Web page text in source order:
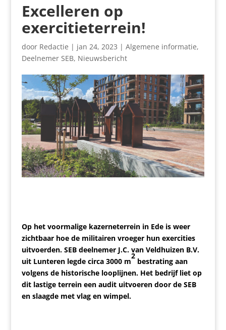
Excelleren op
exercitieterrein!
door Redactie | jan 24, 2023 | Algemene informatie,
Deelnemer SEB, Nieuwsbericht
Op het voormalige kazerneterrein in Ede is weer
zichtbaar hoe de militairen vroeger hun exercities
uitvoerden. SEB deelnemerJ.C. van Veldhuizen B.V.
uit Lunteren legde circa 3000 m
2
bestrating aan
volgens de historische looplijnen. Het bedrijf liet op
dit lastige terrein een audit uitvoeren door de SEB
en slaagde met vlag en wimpel.